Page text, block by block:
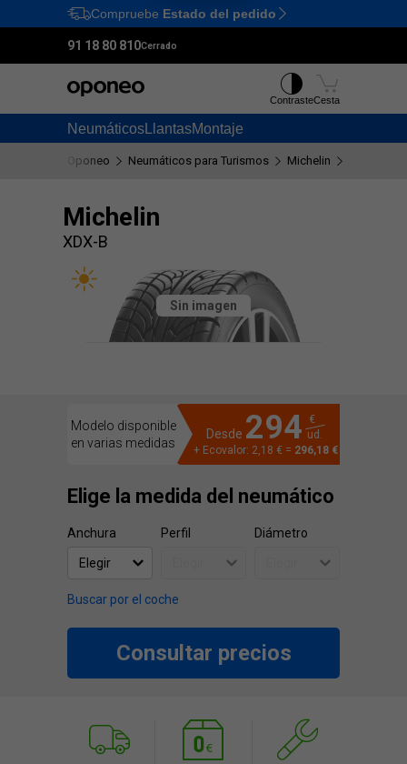
Ctrl M
Compruebe Estado del pedido
91 18 80 810Cerrado
Neumáticos LlantasMontaje
ContrasteCesta
Oponeo Neumáticos para Turismos Michelin
Michelin
XDX-B
Sin imagen
Modelo disponible
en varias medidas
Desde 294
€
ud.
+ Ecovalor: 2,18 € = 296,18 €
Elige la medida del neumático
Anchura Perfil Diámetro
Buscar por el coche
Consultar precios